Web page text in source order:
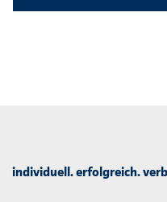
individuell. erfolgreich.